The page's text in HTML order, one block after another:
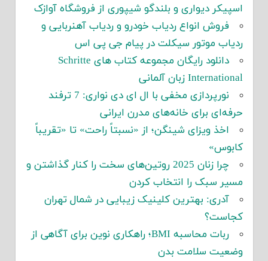
اسپیکر دیواری و بلندگو شیپوری از فروشگاه آوازک
فروش انواع ردیاب خودرو و ردیاب آهنربایی و
ردیاب موتور سیکلت در پیام جی پی اس
دانلود رایگان مجموعه کتاب های Schritte
International زبان آلمانی
نورپردازی مخفی با ال ای دی نواری: 7 ترفند
حرفه‌ای برای خانه‌های مدرن ایرانی
اخذ ویزای شینگن؛ از «نسبتاً راحت» تا «تقریباً
کابوس»
چرا زنان 2025 روتین‌های سخت را کنار گذاشتن و
مسیر سبک را انتخاب کردن
آدری: بهترین کلینیک زیبایی در شمال تهران
کجاست؟
ربات محاسبه BMI؛ راهکاری نوین برای آگاهی از
وضعیت سلامت بدن